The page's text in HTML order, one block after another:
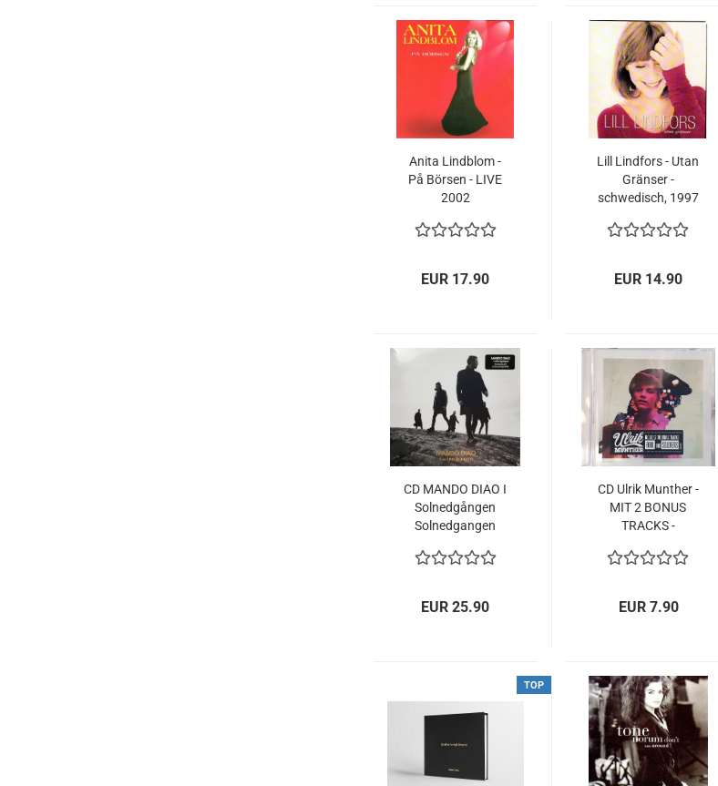
Anita Lindblom -
På Börsen - LIVE
2002
EUR 17.90
Lill Lindfors - Utan
Gränser -
schwedisch, 1997
EUR 14.90
CD MANDO DIAO I
Solnedgången
Solnedgangen
2020 NEU + 5
EUR 25.90
CD Ulrik Munther -
MIT 2 BONUS
TRACKS -
Melodifestivalen
EUR 7.90
TOP